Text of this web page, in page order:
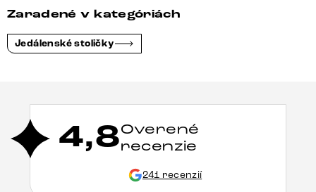
Zaradené v kategóriách
Jedálenské stoličky
4,8Overené
recenzie
241 recenzií